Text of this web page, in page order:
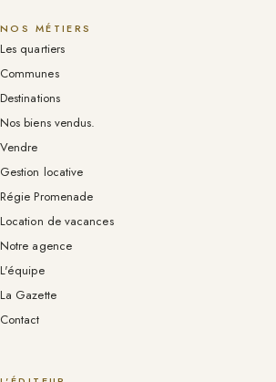
NOS MÉTIERS
Les quartiers
Communes
Destinations
Nos biens vendus.
Vendre
Gestion locative
Régie Promenade
Location de vacances
Notre agence
L'équipe
La Gazette
Contact